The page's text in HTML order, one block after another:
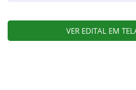
VER EDITAL EM